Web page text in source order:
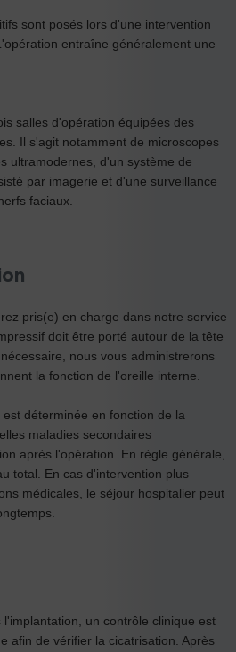
sont posés lors d'une intervention
entraîne généralement une
salles d'opération équipées des
Il s'agit notamment de microscopes
ultramodernes, d'un système de
par imagerie et d'une surveillance
faciaux.
pris(e) en charge dans notre service
doit être porté autour de la tête
nous vous administrerons
la fonction de l'oreille interne.
déterminée en fonction de la
maladies secondaires
après l'opération. En règle générale,
total. En cas d'intervention plus
médicales, le séjour hospitalier peut
un contrôle clinique est
afin de vérifier la cicatrisation. Après